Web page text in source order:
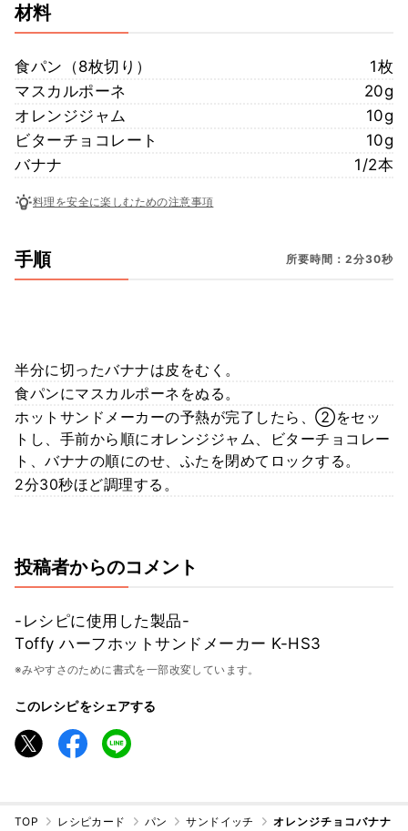
材料
食パン（8枚切り）
1枚
マスカルポーネ
20g
オレンジジャム
10g
ビターチョコレート
10g
バナナ
1/2本
料理を安全に楽しむための注意事項
手順 所要時間：2分30秒
半分に切ったバナナは皮をむく。
食パンにマスカルポーネをぬる。
ホットサンドメーカーの予熱が完了したら、②をセッ
トし、手前から順にオレンジジャム、ビターチョコレー
ト、バナナの順にのせ、ふたを閉めてロックする。
2分30秒ほど調理する。
投稿者からのコメント
-レシピに使用した製品-
Toffy ハーフホットサンドメーカー K-HS3
※みやすさのために書式を一部改変しています。
このレシピをシェアする
TOP レシピカード パン サンドイッチ オレンジチョコバナナ